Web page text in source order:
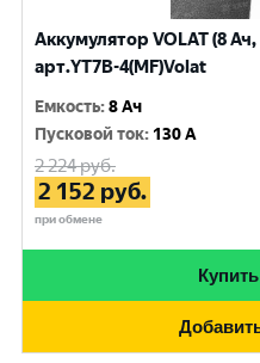
Аккумулятор VOLAT (8
арт.YT7B-4(MF)Volat
Емкость:8 Ач
Пусковой ток: 130 A
2 224руб.
2 152 руб.
при обмене